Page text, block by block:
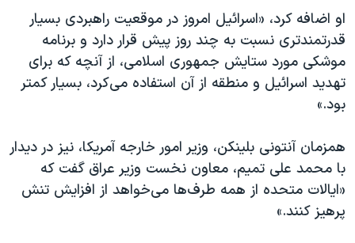
او اضافه کرد، «اسرائیل امروز در موقعیت راهبردی بسیار
قدرتمند‌تری نسبت به چند روز پیش قرار دارد و برنامه
موشکی مورد ستایش جمهوری اسلامی، از آنچه که برای
تهدید اسرائیل و منطقه از آن استفاده می‌کرد، بسیار کمتر
بود.»
همزمان آنتونی بلینکن، وزیر امور خارجه آمریکا، نیز در دیدار
با محمد علی تمیم، معاون نخست وزیر عراق گفت که
«ایالات متحده از همه طرف‌ها می‌خواهد از افزایش تنش‌
پرهیز کنند.»